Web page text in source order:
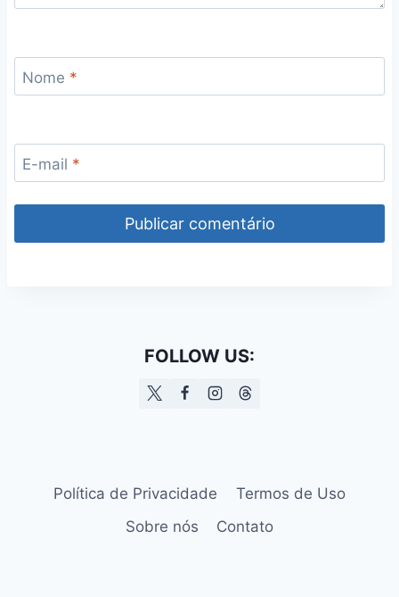
Nome *
E-mail *
FOLLOW US:
Política de Privacidade
Termos de Uso
Sobre nós
Contato